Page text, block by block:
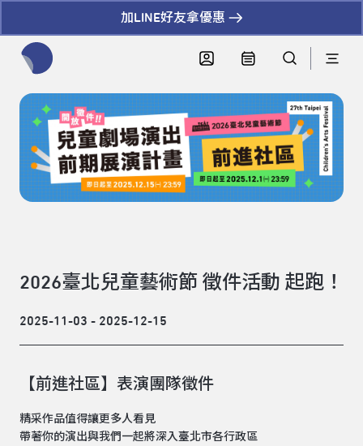
加LINE好友拿優惠
2026臺北兒童藝術節 徵件活動 起跑！
2025-11-03 - 2025-12-15
【前進社區】表演團隊徵件
精采作品值得讓更多人看見
帶著你的演出與我們一起將深入臺北市各行政區